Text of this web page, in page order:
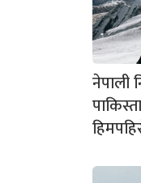
नेपाली